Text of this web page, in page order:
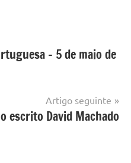
– 5 de maio de
Artigo seguinte
escrito David Machado